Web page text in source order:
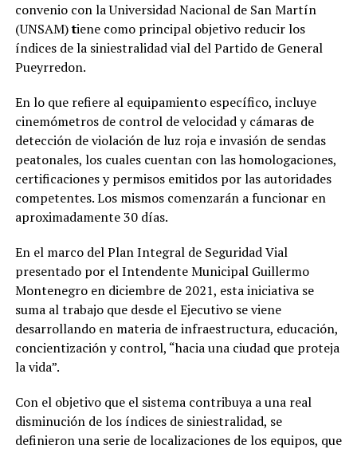
convenio con la Universidad Nacional de San Martín
(UNSAM)tiene como principal objetivo reducir los
índices de la siniestralidad vial del Partido de General
Pueyrredon.
En lo que refiere al equipamiento específico, incluye
cinemómetros de control de velocidad y cámaras de
detección de violación de luz roja e invasión de sendas
peatonales, los cuales cuentan con las homologaciones,
certificaciones y permisos emitidos por las autoridades
competentes. Los mismos comenzarán a funcionar en
aproximadamente 30 días.
En el marco del Plan Integral de Seguridad Vial
presentado por el Intendente Municipal Guillermo
Montenegro en diciembre de 2021, esta iniciativa se
suma al trabajo que desde el Ejecutivo se viene
desarrollando en materia de infraestructura, educación,
concientización y control, “hacia una ciudad que proteja
la vida”.
Con el objetivo que el sistema contribuya a una real
disminución de los índices de siniestralidad, se
definieron una serie de localizaciones de los equipos, que